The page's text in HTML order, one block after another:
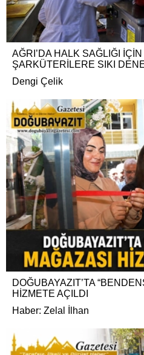
AĞRI’DA HALK SAĞLIĞI
ŞARKÜTERİLERE SIKI
Dengi Çelik
DOĞUBAYAZIT’TA
HİZMETE AÇILDI
Haber: Zelal İlhan